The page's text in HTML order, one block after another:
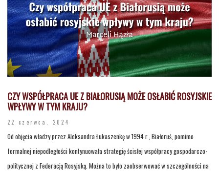
CZY WSPÓŁPRACA UE Z BIAŁORUSIĄ MOŻE OSŁABIĆ ROSYJSKIE
WPŁYWY W TYM KRAJU?
22 czerwca, 2024
Od objęcia władzy przez Aleksandra Łukaszenkę w 1994 r., Białoruś, pomimo
formalnej niepodległości kontynuowała strategię ścisłej współpracy gospodarczo-
politycznej z Federacją Rosyjską. Można to było zaobserwować w szczególności na